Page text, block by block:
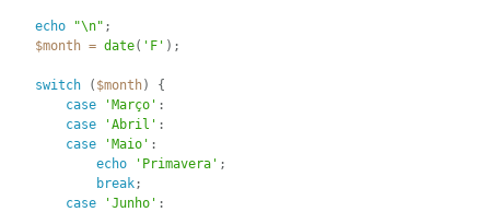
echo "\n" ;
$month = date( 'F' ) ;
switch ( $month)
{
case
'Março' :
case
'Abril' :
case
'Maio' :
echo
'Primavera' ;
break;
case
'Junho' :